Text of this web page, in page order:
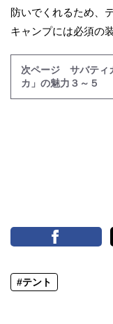
防いでくれるため、
キャンプには必須の
次ページ サバティ
カ」の魅力３～５
#テント